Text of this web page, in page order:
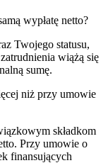
wypłatę netto?
Twojego statusu,
wiążą się
sumę.
niż przy umowie
składkom
Przy umowie o
finansujących